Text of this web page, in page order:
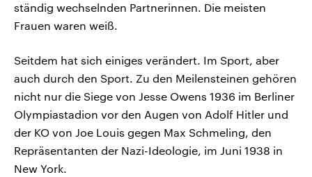
ständig wechselnden Partnerinnen. Die meisten
Frauen waren weiß.
Seitdem hat sich einiges verändert. Im Sport, aber
auch durch den Sport. Zu den Meilensteinen gehören
nicht nur die Siege von Jesse Owens 1936 im Berliner
Olympiastadion vor den Augen von Adolf Hitler und
der KO von Joe Louis gegen Max Schmeling, den
Repräsentanten der Nazi-Ideologie, im Juni 1938 in
New York.